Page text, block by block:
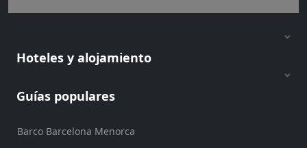
Traslados
Alquiler
Standup
Hoteles y alojamiento
Guías populares
Barco Barcelona Menorca